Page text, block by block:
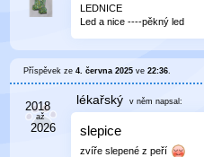
LEDNICE
Led a nice ----pěkný led
Příspěvek ze4. června 2025 ve22:36.
lékařský v něm napsal:
slepice
zvíře slepené z peří